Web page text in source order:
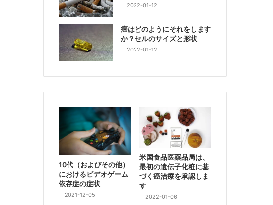
2022-01-12
癌はどのようにそれをします
か？セルのサイズと形状
2022-01-12
10代（およびその他）
におけるビデオゲーム
依存症の症状
2021-12-05
米国食品医薬品局は、
最初の遺伝子化粧に基
づく癌治療を承認しま
す
2022-01-06